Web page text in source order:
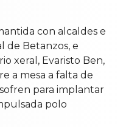
con alcaldes e
de Betanzos, e
xeral, Evaristo Ben,
a mesa a falta de
para implantar
polo